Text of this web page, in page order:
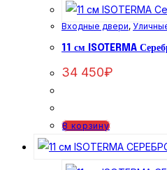
Входные двери,
11 см ISOTERMA
34 450₽
В корзину